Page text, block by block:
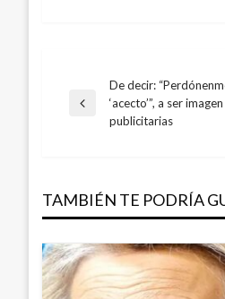
entradas
Entrada
anterior
De decir:
‘acecto’”, a ser
publicitarias
TAMBIÉN TE PODRÍA